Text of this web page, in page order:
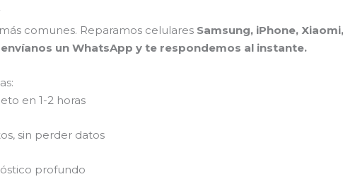
comunes. Reparamos celulares Samsung, iPhone,
envíanos un WhatsApp y te respondemos al instante.
en 1-2 horas
sin perder datos
profundo